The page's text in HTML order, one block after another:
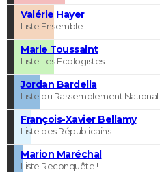
Valérie Hayer
Liste Ensemble
Marie Toussaint
Liste Les Ecologistes
Jordan Bardella
Liste du Rassemblement National
François-Xavier Bellamy
Liste des Républicains
Marion Maréchal
Liste Reconquête !